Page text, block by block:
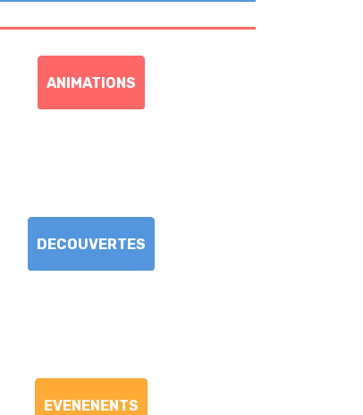
ANIMATIONS
DECOUVERTES
EVENENENTS